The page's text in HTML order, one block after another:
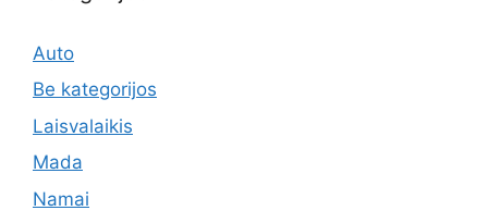
Auto
Be kategorijos
Laisvalaikis
Mada
Namai